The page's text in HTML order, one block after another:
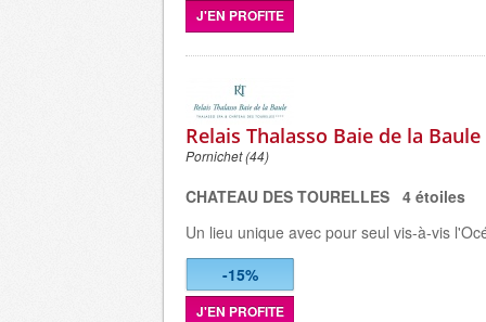
J'EN PROFITE
Relais Thalasso Baie de la Baule
Pornichet (44)
CHATEAU DES TOURELLES 4 étoiles
Un lieu unique avec pour seul vis-à-vis
-15%
J'EN PROFITE